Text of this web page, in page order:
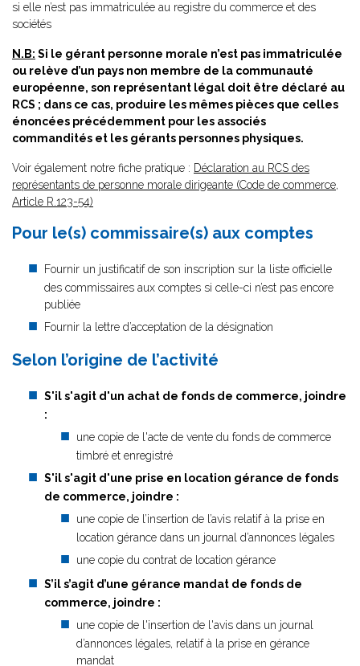
si elle n’est pas immatriculée au registre du commerce et des
sociétés
N.B: Si le gérant personne morale n’est pas immatriculée
ou relève d’un pays non membre de la communauté
européenne, son représentant légal doit être déclaré au
RCS ; dans ce cas, produire les mêmes pièces que celles
énoncées précédemment pour les associés
commandités et les gérants personnes physiques.
Voir également notre fiche pratique : Déclaration au RCS des
représentants de personne morale dirigeante (Code de commerce,
Article R.123-54)
Pour le(s) commissaire(s) aux comptes
Fournir un justificatif de son inscription sur la liste officielle
des commissaires aux comptes si celle-ci n’est pas encore
publiée
Fournir la lettre d’acceptation de la désignation
Selon l’origine de l’activité
S'il s'agit d'un achat de fonds de commerce, joindre
:
une copie de l'acte de vente du fonds de commerce
timbré et enregistré
S'il s'agit d'une prise en location gérance de fonds
de commerce, joindre :
une copie de l’insertion de l’avis relatif à la prise en
location gérance dans un journal d’annonces légales
une copie du contrat de location gérance
S’il s’agit d’une gérance mandat de fonds de
commerce, joindre :
une copie de l'insertion de l'avis dans un journal
d’annonces légales, relatif à la prise en gérance
mandat